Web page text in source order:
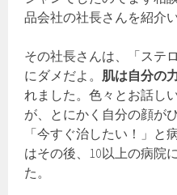
品会社の社長さんを紹介
その社長さんは、「ステ
にダメだよ。 肌は自分の
れました。色々とお話し
が、とにかく自分の顔が
「今すぐ治したい！」と
はその後、10以上の病院
た。